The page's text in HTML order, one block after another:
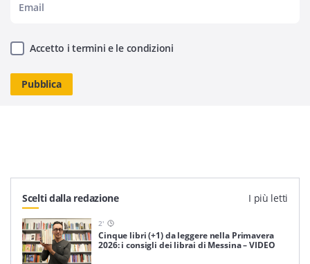
Accetto i termini e le condizioni
Scelti dalla redazione I più letti
2'
Cinque libri (+1) da leggere nella Primavera
2026: i consigli dei librai di Messina – VIDEO